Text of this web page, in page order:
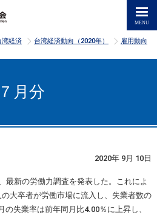
湾経済 >
台湾経済動向（2020年） >
雇用動向
７月分
2020年 9月 10日
新の労働力調査を発表した。これによ
大卒者が労働市場に流入し、失業者数の
失業率は前年同月比4.00％に上昇し、